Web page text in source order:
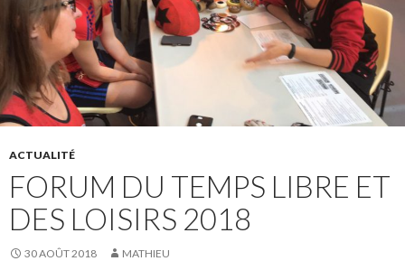
ACTUALITÉ
FORUM DU TEMPS LIBRE ET
DES LOISIRS 2018
30 AOÛT 2018 MATHIEU